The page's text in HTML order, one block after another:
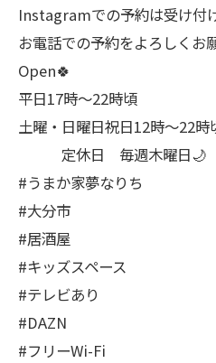
Instagramでの予約は受け付
お電話での予約をよろしくお
Open🍀
平日17時～22
土曜・日曜日祝日12時〜22時
定休日 毎週木曜日🌙
#うまか家夢なりち
#大分市
#居酒屋
#キッズスペース
#テレビあり
#DAZN
#フリーWi-Fi